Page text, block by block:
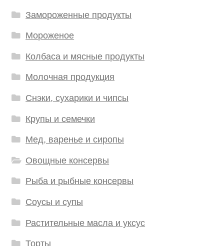
Замороженные продукты
Мороженое
Колбаса и мясные продукты
Молочная продукция
Снэки, сухарики и чипсы
Крупы и семечки
Мед, варенье и сиропы
Овощные консервы
Рыба и рыбные консервы
Соусы и супы
Растительные масла и уксус
Торты